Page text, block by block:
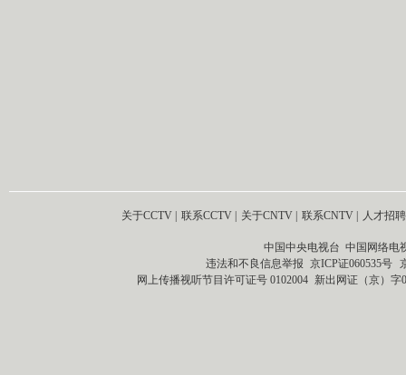
关于CCTV 联系CCTV 关于CNTV 联系CNTV 人才招聘
中国中央电视台 中国网络电
违法和不良信息举报 京ICP证060535号
网上传播视听节目许可证号 0102004 新出网证（京）